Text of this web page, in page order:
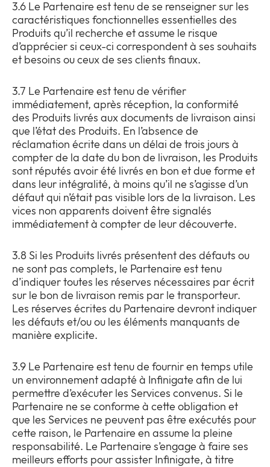
3.6 Le Partenaire est tenu de se renseigner sur les
caractéristiques fonctionnelles essentielles des
Produits qu’il recherche et assume le risque
d’apprécier si ceux-ci correspondent à ses souhaits
et besoins ou ceux de ses clients finaux.
3.7 Le Partenaire est tenu de vérifier
immédiatement, après réception, la conformité
des Produits livrés aux documents de livraison ainsi
que l’état des Produits. En l’absence de
réclamation écrite dans un délai de trois jours à
compter de la date du bon de livraison, les Produits
sont réputés avoir été livrés en bon et due forme et
dans leur intégralité, à moins qu’il ne s’agisse d’un
défaut qui n’était pas visible lors de la livraison. Les
vices non apparents doivent être signalés
immédiatement à compter de leur découverte.
3.8 Si les Produits livrés présentent des défauts ou
ne sont pas complets, le Partenaire est tenu
d’indiquer toutes les réserves nécessaires par écrit
sur le bon de livraison remis par le transporteur.
Les réserves écrites du Partenaire devront indiquer
les défauts et/ou ou les éléments manquants de
manière explicite.
3.9 Le Partenaire est tenu de fournir en temps utile
un environnement adapté à Infinigate afin de lui
permettre d’exécuter les Services convenus. Si le
Partenaire ne se conforme à cette obligation et
que les Services ne peuvent pas être exécutés pour
cette raison, le Partenaire en assume la pleine
responsabilité. Le Partenaire s’engage à faire ses
meilleurs efforts pour assister Infinigate, à titre